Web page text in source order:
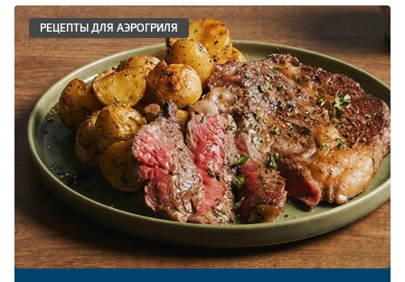
РЕЦЕПТЫ ДЛЯ АЭРОГРИЛЯ